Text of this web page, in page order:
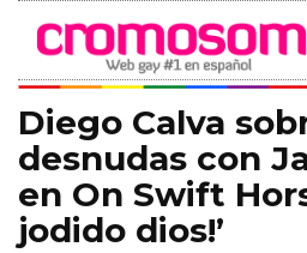
Diego Calva
desnudas con
en On Swift
jodido dios!’